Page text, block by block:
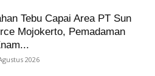
Tebu Capai Area PT Sun
Mojokerto, Pemadaman
2026